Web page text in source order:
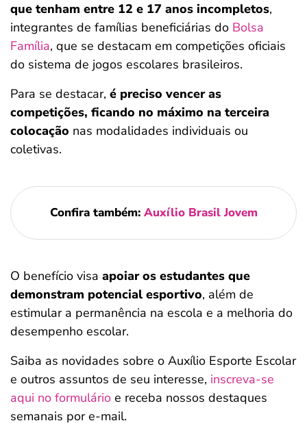
que tenham entre 12 e 17 anos incompletos,
integrantes de famílias beneficiárias do Bolsa
Família, que se destacam em competições oficiais
do sistema de jogos escolares brasileiros.
Para se destacar, é preciso vencer as
competições, ficando no máximo na terceira
colocação nas modalidades individuais ou
coletivas.
Confira também: Auxílio Brasil Jovem
O benefício visa apoiar os estudantes que
demonstram potencial esportivo, além de
estimular a permanência na escola e a melhoria do
desempenho escolar.
Saiba as novidades sobre o Auxílio Esporte Escolar
e outros assuntos de seu interesse, inscreva-se
aqui no formulário e receba nossos destaques
semanais por e-mail.